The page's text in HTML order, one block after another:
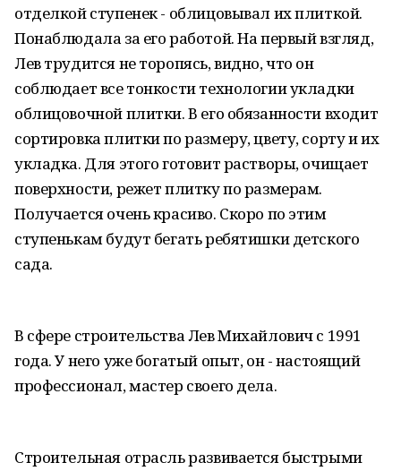
отделкой ступенек - облицовывал их плиткой.
Понаблюдала за его работой. На первый взгляд,
Лев трудится не торопясь, видно, что он
соблюдает все тонкости технологии укладки
облицовочной плитки. В его обязанности входит
сортировка плитки по размеру, цвету, сорту и их
укладка. Для этого готовит растворы, очищает
поверхности, режет плитку по размерам.
Получается очень красиво. Скоро по этим
ступенькам будут бегать ребятишки детского
сада.
В сфере строительства Лев Михайлович с 1991
года. У него уже богатый опыт, он - настоящий
профессионал, мастер своего дела.
Строительная отрасль развивается быстрыми